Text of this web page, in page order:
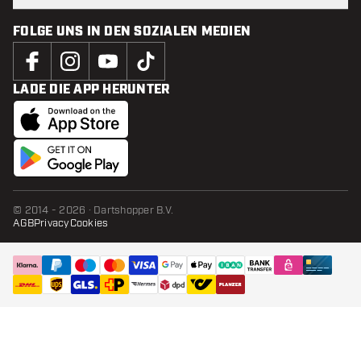
FOLGE UNS IN DEN SOZIALEN MEDIEN
LADE DIE APP HERUNTER
© 2014 - 2026 · Dartshopper B.V.
AGBPrivacyCookies